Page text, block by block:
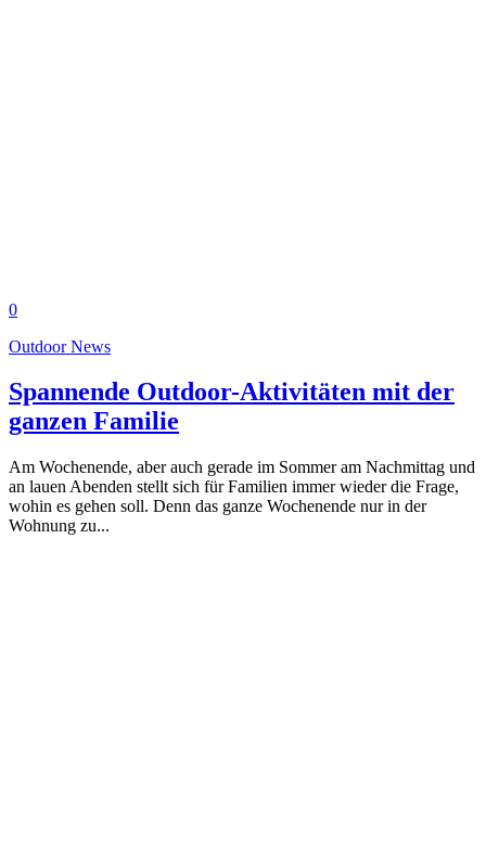
0
Outdoor News
Spannende Outdoor-Aktivitäten mit der
ganzen Familie
Am Wochenende, aber auch gerade im Sommer am Nachmittag und
an lauen Abenden stellt sich für Familien immer wieder die Frage,
wohin es gehen soll. Denn das ganze Wochenende nur in der
Wohnung zu...